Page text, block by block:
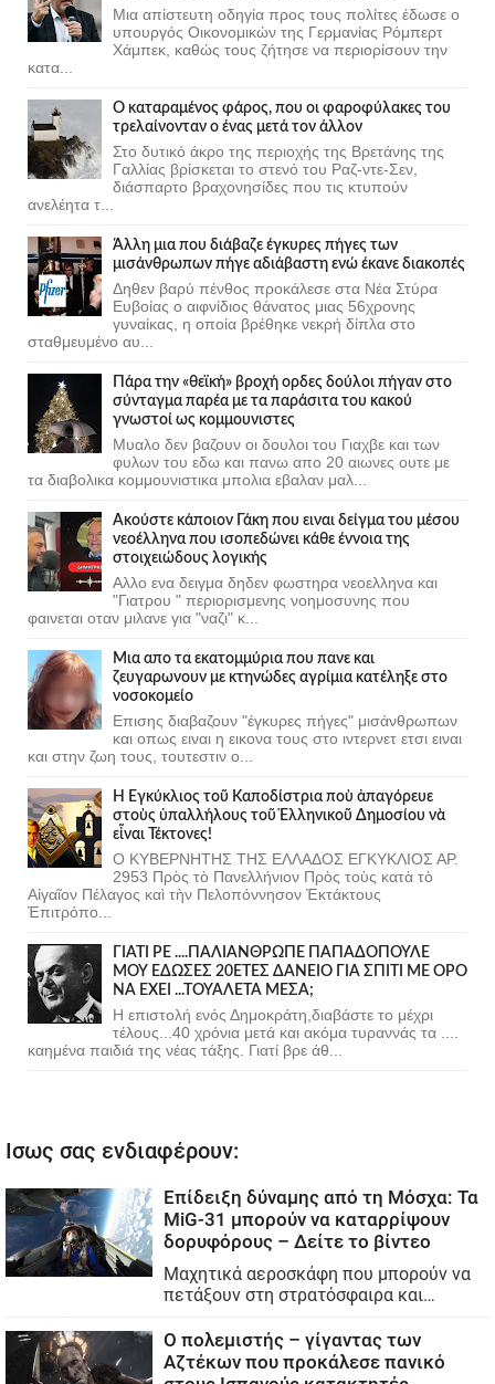
Μια απίστευτη οδηγία προς τους πολίτες έδωσε ο
υπουργός Οικονομικών της Γερμανίας Ρόμπερτ
Χάμπεκ, καθώς τους ζήτησε να περιορίσουν την
κατα...
Ο καταραμένος φάρος, που οι φαροφύλακες του
τρελαίνονταν ο ένας μετά τον άλλον
Στο δυτικό άκρο της περιοχής της Βρετάνης της
Γαλλίας βρίσκεται το στενό του Ραζ-ντε-Σεν,
διάσπαρτο βραχονησίδες που τις κτυπούν
ανελέητα τ...
Άλλη μια που διάβαζε έγκυρες πήγες των
μισάνθρωπων πήγε αδιάβαστη ενώ έκανε διακοπές
Δηθεν βαρύ πένθος προκάλεσε στα Νέα Στύρα
Ευβοίας ο αιφνίδιος θάνατος μιας 56χρονης
γυναίκας, η οποία βρέθηκε νεκρή δίπλα στο
σταθμευμένο αυ...
Πάρα την «θεϊκή» βροχή ορδες δούλοι πήγαν στο
σύνταγμα παρέα με τα παράσιτα του κακού
γνωστοί ως κομμουνιστες
Μυαλο δεν βαζουν οι δουλοι του Γιαχβε και των
φυλων του εδω και πανω απο 20 αιωνες ουτε με
τα διαβολικα κομμουνιστικα μπολια εβαλαν μαλ...
Ακούστε κάποιον Γάκη που ειναι δείγμα του μέσου
νεοέλληνα που ισοπεδώνει κάθε έννοια της
στοιχειώδους λογικής
Αλλο ενα δειγμα δηδεν φωστηρα νεοελληνα και
"Γιατρου " περιορισμενης νοημοσυνης που
φαινεται οταν μιλανε για "ναζι" κ...
Μια απο τα εκατομμύρια που πανε και
ζευγαρωνουν με κτηνώδες αγρίμια κατέληξε στο
νοσοκομείο
Επισης διαβαζουν "έγκυρες πήγες" μισάνθρωπων
και οπως ειναι η εικονα τους στο ιντερνετ ετσι ειναι
και στην ζωη τους, τουτεστιν ο...
Ἡ Ἐγκύκλιος τοῦ Καποδίστρια ποὺ ἀπαγόρευε
στοὺς ὑπαλλήλους τοῦ Ἑλληνικοῦ Δημοσίου νὰ
εἶναι Τέκτονες!
Ο ΚΥΒΕΡΝΗΤΗΣ ΤΗΣ ΕΛΛΑΔΟΣ ΕΓΚΥΚΛΙΟΣ ΑΡ.
2953 Πρὸς τὸ Πανελλήνιον Πρὸς τοὺς κατὰ τὸ
Αἰγαῖον Πέλαγος καὶ τὴν Πελοπόννησον Ἐκτάκτους
Ἐπιτρόπο...
ΓΙΑΤΙ ΡΕ ....ΠΑΛΙΑΝΘΡΩΠΕ ΠΑΠΑΔΟΠΟΥΛΕ
ΜΟΥ ΕΔΩΣΕΣ 20ΕΤΕΣ ΔΑΝΕΙΟ ΓΙΑ ΣΠΙΤΙ ΜΕ ΟΡΟ
ΝΑ ΕΧΕΙ ...ΤΟΥΑΛΕΤΑ ΜΕΣΑ;
Η επιστολή ενός Δημοκράτη,διαβάστε το μέχρι
τέλους...40 χρόνια μετά και ακόμα τυραννάς τα ....
καημένα παιδιά της νέας τάξης. Γιατί βρε άθ...